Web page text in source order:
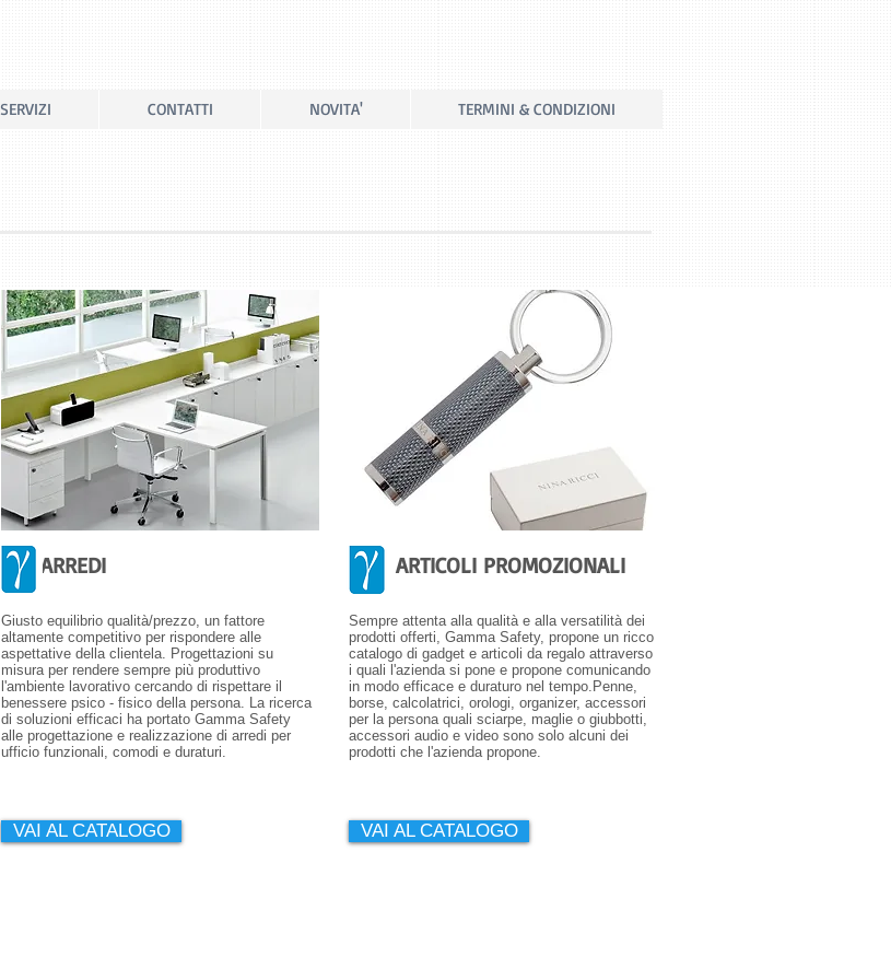
SERVIZI CONTATTI NOVITA' TERMINI & CONDIZIONI
ARREDI
Giusto equilibrio qualità/prezzo, un fattore
altamente competitivo per rispondere alle
aspettative della clientela. Progettazioni su
misura per rendere sempre più produttivo
l'ambiente lavorativo cercando di rispettare il
benessere psico - fisico della persona. La ricerca
di soluzioni efficaci ha portato Gamma Safety
alle progettazione e realizzazione di arredi per
ufficio funzionali, comodi e duraturi.
VAI AL CATALOGO
ARTICOLI PROMOZIONALI
Sempre attenta alla qualità e alla versatilità dei
prodotti offerti, Gamma Safety, propone un ricco
catalogo di gadget e articoli da regalo attraverso
i quali l'azienda si pone e propone comunicando
in modo efficace e duraturo nel tempo.Penne,
borse, calcolatrici, orologi, organizer, accessori
per la persona quali sciarpe, maglie o giubbotti,
accessori audio e video sono solo alcuni dei
prodotti che l'azienda propone.
VAI AL CATALOGO